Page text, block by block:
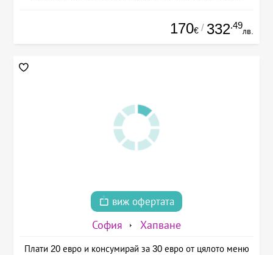
170€ / 332.49
лв.
виж офертата
София Хапване
Плати 20 евро и консумирай за 30 евро от цялото меню